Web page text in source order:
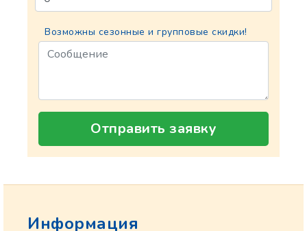
Возможны сезонные и групповые скидки!
Отправить заявку
Информация